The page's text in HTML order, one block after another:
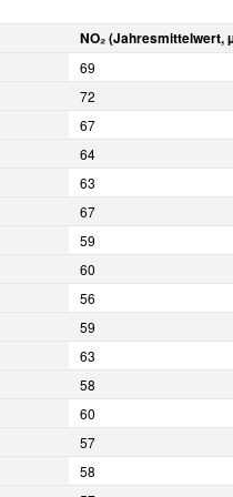
NO₂ (Jahresmittelwert,
69
72
67
64
63
67
59
60
56
59
63
58
60
57
58